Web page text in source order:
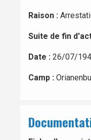
Raison :
Suite de fin
Date : 26/07/
Camp :